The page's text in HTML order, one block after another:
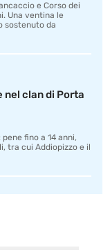
e Corso dei
Una ventina le
sostenuto da
nel clan di Porta
fino a 14 anni,
tra cui Addiopizzo e il